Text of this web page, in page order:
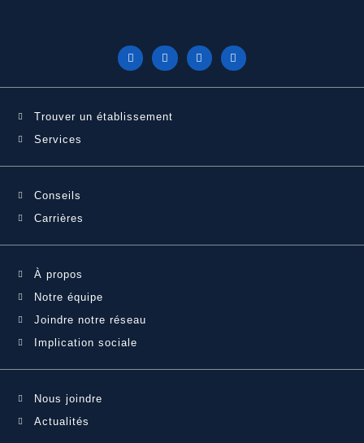
Trouver un établissement
Services
Conseils
Carrières
À propos
Notre équipe
Joindre notre réseau
Implication sociale
Nous joindre
Actualités